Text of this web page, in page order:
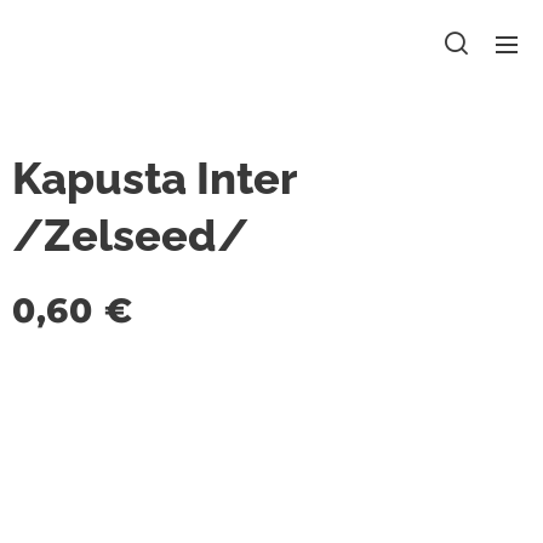
Kapusta Inter
/Zelseed/
0,60 €